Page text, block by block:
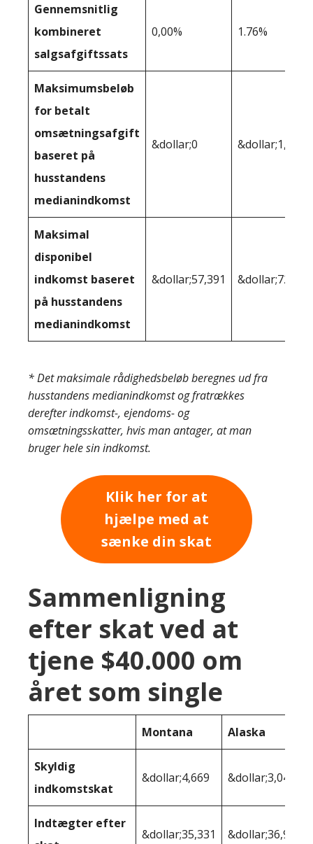
Gennemsnitlig
kombineret
salgsafgiftssats
0,00% 1.76%
Maksimumsbeløb
for betalt
omsætningsafgift
baseret på
husstandens
medianindkomst
&dollar;0 &dollar;1,274
Maksimal
disponibel
indkomst baseret
på husstandens
medianindkomst
&dollar;57,391 &dollar;72,414
* Det maksimale rådighedsbeløb beregnes ud fra
husstandens medianindkomst og fratrækkes
derefter indkomst-, ejendoms- og
omsætningsskatter, hvis man antager, at man
bruger hele sin indkomst.
Klik her for at
hjælpe med at
sænke din skat
Sammenligning
efter skat ved at
tjene $40.000 om
året som single
Montana Alaska
Skyldig
indkomstskat
&dollar;4,669 &dollar;3,040
Indtægter efter
&dollar;35,331 &dollar;36,960